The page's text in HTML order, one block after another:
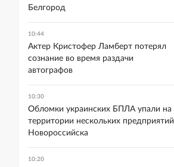
Белгород
10:44
Актер Кристофер Ламберт потерял
сознание во время раздачи
автографов
10:30
Обломки украинских БПЛА упали на
территории нескольких предприятий
Новороссийска
10:20